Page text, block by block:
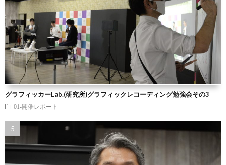
グラフィッカーLab.(研究所)グラフィックレコーディング勉強会その3
01-開催レポート